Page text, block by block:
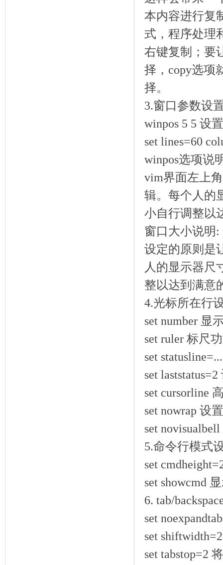
本内容进行复
式，程序处理
右键复制；要
择，copy选项
择。
3.窗口参数设
winpos 5 5 设
set lines=60
winpos选项说
vim界面左上
辑。每个人的
小自行调整以
窗口大小说明:
设定的原则是
人的显示器尺
整以达到满意
4.光标所在行
set number 显
set ruler 标尺
set
set
set cursorline
set nowrap 设
set
5.命令行模式
set
set showcmd
6. tab/
set
set
set tabstop=2